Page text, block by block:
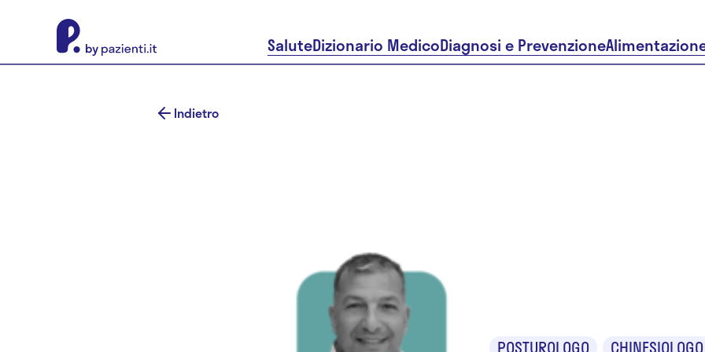
SaluteDizionario MedicoDiagnosi e Prevenzione
Indietro
POSTUROLOGO CHINESIOLOGO